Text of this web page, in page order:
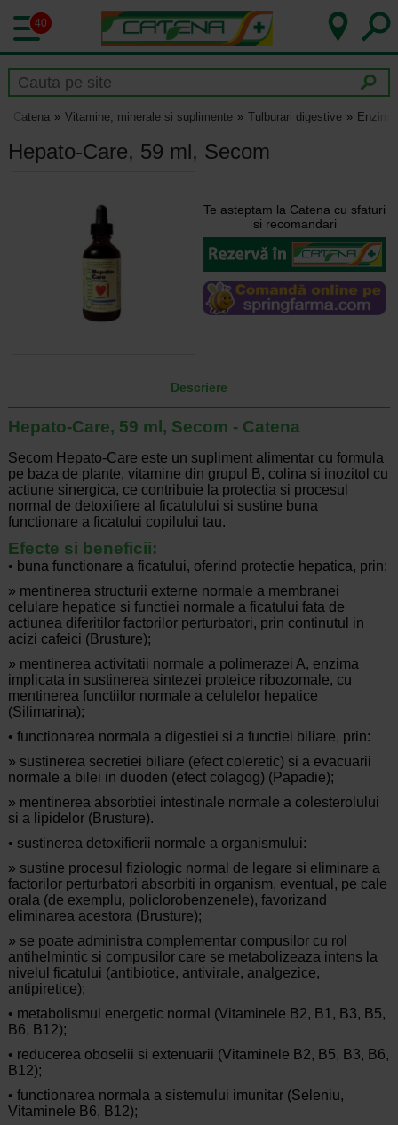
40
Catena Vitamine, minerale si suplimente Tulburari digestive
Hepato-Care, 59 ml, Secom
Te asteptam la Catena cu sfaturi
si recomandari
Descriere
Hepato-Care, 59 ml, Secom - Catena
Secom Hepato-Care este un supliment alimentar cu formula
pe baza de plante, vitamine din grupul B, colina si inozitol cu
actiune sinergica, ce contribuie la protectia si procesul
normal de detoxifiere al ficatulului si sustine buna
functionare a ficatului copilului tau.
Efecte si beneficii:
• buna functionare a ficatului, oferind protectie hepatica, prin:
» mentinerea structurii externe normale a membranei
celulare hepatice si functiei normale a ficatului fata de
actiunea diferitilor factorilor perturbatori, prin continutul in
acizi cafeici (Brusture);
» mentinerea activitatii normale a polimerazei A, enzima
implicata in sustinerea sintezei proteice ribozomale, cu
mentinerea functiilor normale a celulelor hepatice
(Silimarina);
• functionarea normala a digestiei si a functiei biliare, prin:
» sustinerea secretiei biliare (efect coleretic) si a evacuarii
normale a bilei in duoden (efect colagog) (Papadie);
» mentinerea absorbtiei intestinale normale a colesterolului
si a lipidelor (Brusture).
• sustinerea detoxifierii normale a organismului:
» sustine procesul fiziologic normal de legare si eliminare a
factorilor perturbatori absorbiti in organism, eventual, pe cale
orala (de exemplu, policlorobenzenele), favorizand
eliminarea acestora (Brusture);
» se poate administra complementar compusilor cu rol
antihelmintic si compusilor care se metabolizeaza intens la
nivelul ficatului (antibiotice, antivirale, analgezice,
antipiretice);
• metabolismul energetic normal (Vitaminele B2, B1, B3, B5,
B6, B12);
• reducerea oboselii si extenuarii (Vitaminele B2, B5, B3, B6,
B12);
• functionarea normala a sistemului imunitar (Seleniu,
Vitaminele B6, B12);